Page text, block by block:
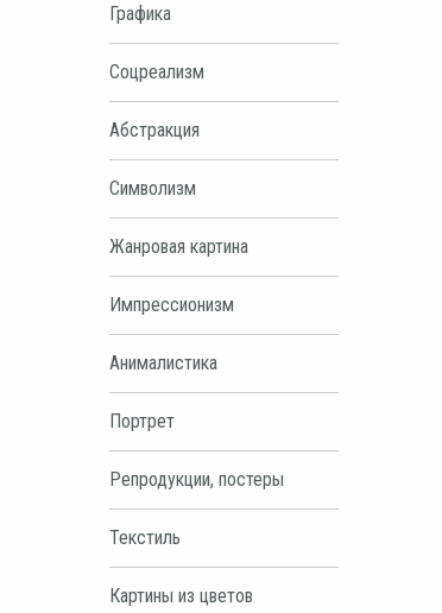
Графика
Соцреализм
Абстракция
Символизм
Жанровая картина
Импрессионизм
Анималистика
Портрет
Репродукции, постеры
Текстиль
Картины из цветов